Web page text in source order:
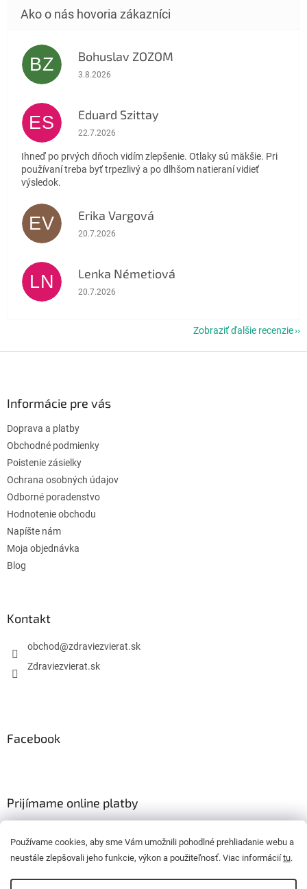
Používame cookies, aby sme Vám umožnili pohodlné prehliadanie webu a
neustále zlepšovali jeho funkcie, výkon a použiteľnosť. Viac informáciítu.
BZ Bohuslav ZOZOM
Hodnotenie obchodu je 5 z 5 hviezdičiek.
3.8.2026
ES Eduard Szittay
Hodnotenie obchodu je 5 z 5 hviezdičiek.
22.7.2026
Ihneď po prvých dňoch vidím zlepšenie. Otlaky sú mäkšie. Pri
používaní treba byť trpezlivý a po dlhšom natieraní vidieť
výsledok.
EV Erika Vargová
Hodnotenie obchodu je 5 z 5 hviezdičiek.
20.7.2026
LN Lenka Németiová
Hodnotenie obchodu je 5 z 5 hviezdičiek.
20.7.2026
Zobraziť ďalšie recenzie
Informácie pre vás
Doprava a platby
Obchodné podmienky
Poistenie zásielky
Ochrana osobných údajov
Odborné poradenstvo
Hodnotenie obchodu
Napíšte nám
Moja objednávka
Blog
Kontakt
obchod@zdraviezvierat.sk
Zdraviezvierat.sk
Facebook
Prijímame online platby